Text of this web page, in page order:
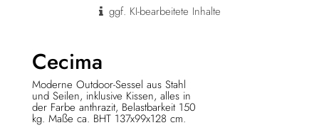
ggf. KI-bearbeitete Inhalte
Cecima
Moderne Outdoor-Sessel aus Stahl
und Seilen, inklusive Kissen, alles in
der Farbe anthrazit, Belastbarkeit 150
kg. Maße ca. BHT 137x99x128 cm.